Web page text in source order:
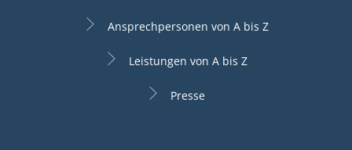
Ansprechpersonen von A bis Z
Leistungen von A bis Z
Presse